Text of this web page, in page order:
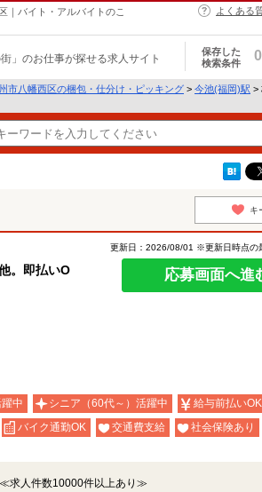
｜バイト・アルバイトのこ
よくある
街」のお仕事が探せる求人サイト
保存した
検索条件
0
市八幡西区の梱包・仕分け・ピッキング > 今池(福岡)駅 >
キ
。即払いO
更新日：2026/08/01 ※更新日時点の
応募画面へ進
中 シニア（60代～）活躍中
給与前払いOK
バイク通勤OK 交通費支給 社会保険あり
≪求人件数10000件以上あり≫